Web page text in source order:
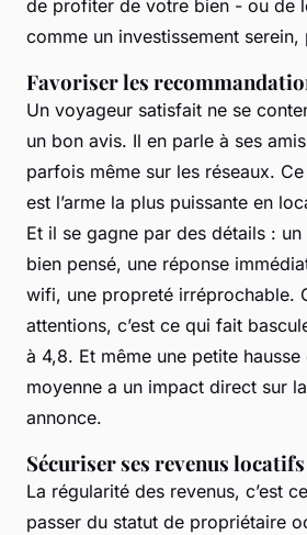
de profiter de votre bien - ou de
comme un investissement serein,
Favoriser les
Un voyageur satisfait ne se
un bon avis. Il en parle à ses
parfois même sur les réseaux.
est l’arme la plus puissante en
Et il se gagne par des détails : un
bien pensé, une réponse
wifi, une propreté irréprochable.
attentions, c’est ce qui fait
à 4,8. Et même une petite hausse
moyenne a un impact direct sur
annonce.
Sécuriser ses revenus locatifs
La régularité des revenus, c’est
passer du statut de propriétaire